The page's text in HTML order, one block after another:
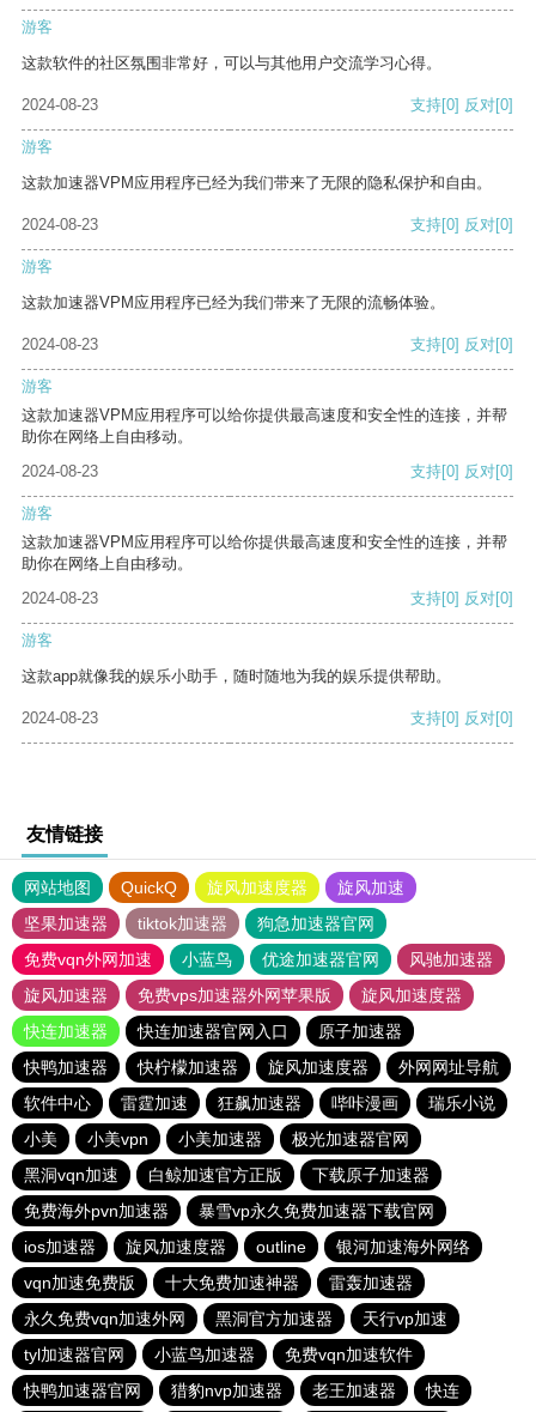
游客
这款软件的社区氛围非常好，可以与其他用户交流学习心得。
2024-08-23 支持[0] 反对[0]
游客
这款加速器VPM应用程序已经为我们带来了无限的隐私保护和自由。
2024-08-23 支持[0] 反对[0]
游客
这款加速器VPM应用程序已经为我们带来了无限的流畅体验。
2024-08-23 支持[0] 反对[0]
游客
这款加速器VPM应用程序可以给你提供最高速度和安全性的连接，并帮
助你在网络上自由移动。
2024-08-23
支持[0] 反对[0]
游客
这款加速器VPM应用程序可以给你提供最高速度和安全性的连接，并帮
助你在网络上自由移动。
2024-08-23
支持[0] 反对[0]
游客
这款app就像我的娱乐小助手，随时随地为我的娱乐提供帮助。
2024-08-23 支持[0] 反对[0]
友情链接
网站地图 QuickQ 旋风加速度器
旋风加速
坚果加速器
tiktok加速器
狗急加速器官网
免费vqn外网加速
小蓝鸟 优途加速器官网
风驰加速器
旋风加速器
免费vps加速器外网苹果版
旋风加速度器
快连加速器
快连加速器官网入口
原子加速器
快鸭加速器
快柠檬加速器 旋风加速度器
外网网址导航
软件中心
雷霆加速 狂飙加速器 哔咔漫画
瑞乐小说
小美
小美vpn 小美加速器
极光加速器官网
黑洞vqn加速
白鲸加速官方正版
下载原子加速器
免费海外pvn加速器
暴雪vp永久免费加速器下载官网
ios加速器
旋风加速度器 outline
银河加速海外网络
vqn加速免费版
十大免费加速神器
雷轰加速器
永久免费vqn加速外网
黑洞官方加速器
天行vp加速
tyl加速器官网
小蓝鸟加速器
免费vqn加速软件
快鸭加速器官网
猎豹nvp加速器 老王加速器 快连